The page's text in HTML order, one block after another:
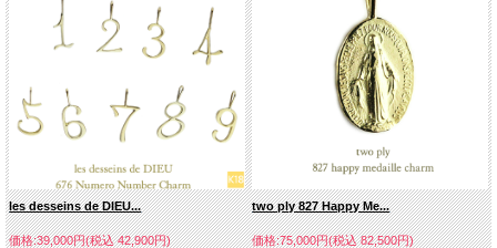
les desseins de DIEU...
価格:39,000円(税込 42,900円)
two ply 827 Happy Me...
価格:75,000円(税込 82,500円)